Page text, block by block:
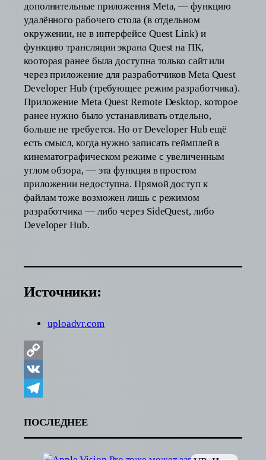
дополнительные приложения Meta, — функцию
удалённого рабочего стола (в отдельном
окружении, не в интерфейсе Quest Link) и
функцию трансляции экрана Quest на ПК,
кооторая ранее была доступна только сайт или
через приложение для разработчиков Meta Quest
Developer Hub (требующее режим разработчика).
Приложение Meta Quest Remote Desktop, которое
ранее нужно было устанавливать отдельно,
больше не требуется. Но от Developer Hub ещё
есть смысл, когда нужно записать геймплей в
кинематографическом режиме с увеличенным
углом обзора, — эта функция в простом
приложении недоступна. Прямой доступ к
файлам тоже возможен лишь с режимом
разработчика — либо через SideQuest, либо
Developer Hub.
Источники:
uploadvr.com
Copy
Link
VK
ПОСЛЕДНЕЕ